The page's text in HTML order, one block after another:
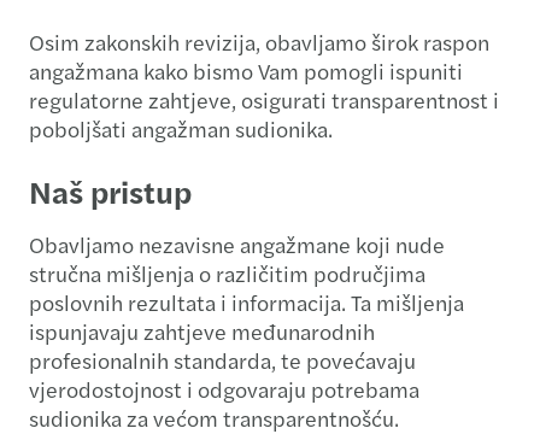
Osim zakonskih revizija, obavljamo širok raspon
angažmana kako bismo Vam pomogli ispuniti
regulatorne zahtjeve, osigurati transparentnost i
poboljšati angažman sudionika.
Naš pristup
Obavljamo nezavisne angažmane koji nude
stručna mišljenja o različitim područjima
poslovnih rezultata i informacija. Ta mišljenja
ispunjavaju zahtjeve međunarodnih
profesionalnih standarda, te povećavaju
vjerodostojnost i odgovaraju potrebama
sudionika za većom transparentnošću.